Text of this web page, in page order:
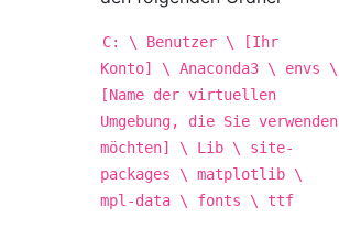
C: \ Benutzer \ [Ihr
Konto] \ Anaconda3 \ envs \
[Name der virtuellen
Umgebung, die Sie verwenden
möchten] \ Lib \ site-
packages \ matplotlib \
mpl-data \ fonts \ ttf